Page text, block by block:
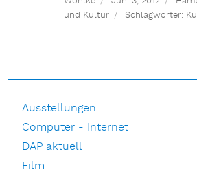
und Kultur
Schlagwörter:
Ausstellungen
Computer - Internet
DAP aktuell
Film